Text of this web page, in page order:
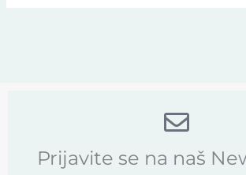
Prijavite se na naš